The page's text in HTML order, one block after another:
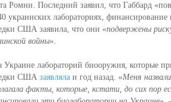
Ромни. Последний заявил, что Габбард
украинских лабораториях, финансирование
США заявила, что они «подвержены
войны».
Украине лабораторий биооружия, которые
США заявлялаи год назад. «Меня
факты, которые, кстати, до сих пор